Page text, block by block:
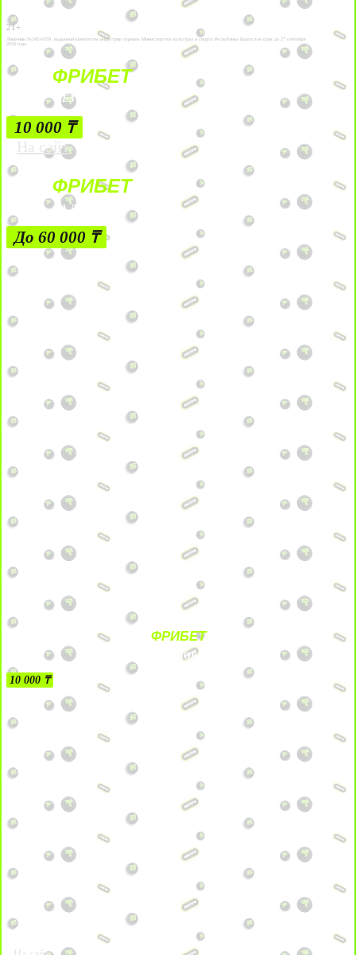
21+
Лицензии №24514359, выданной комитетом индустрии туризма Министерства культуры и спорта Республики Казахстан срок до 27 сентября
2034 года.
ФРИБЕТ
БЕЗ УСЛОВИЙ
10 000 ₸
На сайт
ФРИБЕТ
ЗА ДЕПОЗИТЫ
До 60 000 ₸
ФРИБЕТ
БЕЗ УСЛОВИЙ
10 000 ₸